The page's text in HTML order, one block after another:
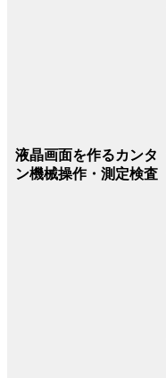
液晶画面を作るカンタ
ン機械操作・測定検査